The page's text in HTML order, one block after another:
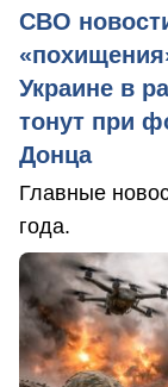
СВО
Украине в
тонут при
Донца
Главные
года.